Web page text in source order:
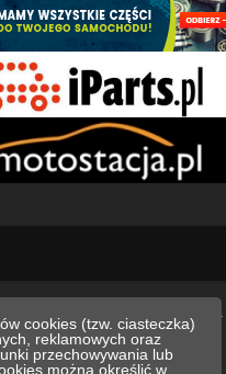
cookies (tzw. ciasteczka)
reklamowych oraz
przechowywania lub
można określić w